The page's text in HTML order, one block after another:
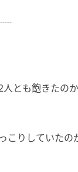
とも飽きたの
こりしていた